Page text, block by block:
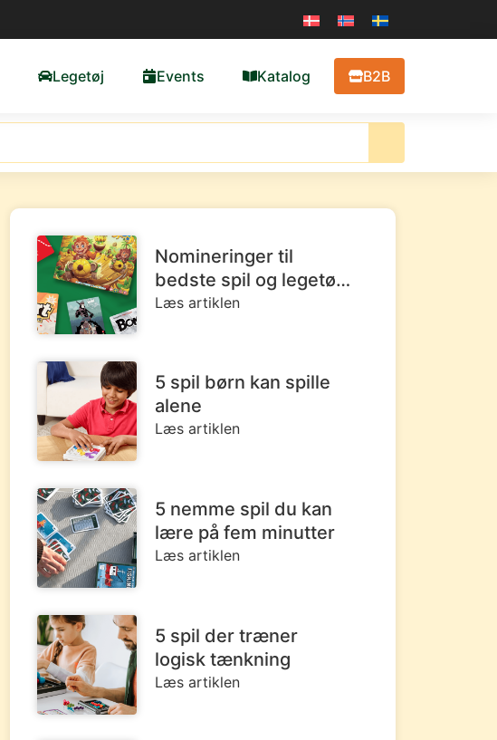
Legetøj Events Katalog B2B
Nomineringer til
bedste spil og legetøj i
2026: Her får du
Læs artiklen
5 spil børn kan spille
alene
Læs artiklen
5 nemme spil du kan
lære på fem minutter
Læs artiklen
5 spil der træner
logisk tænkning
Læs artiklen